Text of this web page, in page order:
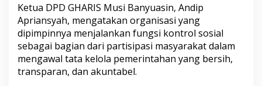
b
u
p
N
o
m
o
Ketua DPD GHARIS Musi Banyuasin, Andip
Apriansyah, mengatakan organisasi yang
dipimpinnya menjalankan fungsi kontrol sosial
sebagai bagian dari partisipasi masyarakat dalam
mengawal tata kelola pemerintahan yang bersih,
transparan, dan akuntabel.